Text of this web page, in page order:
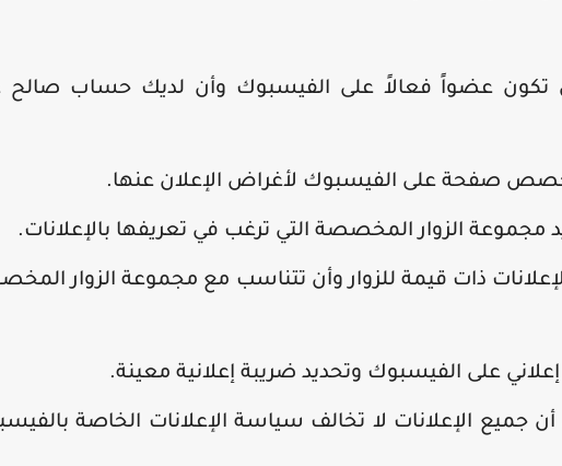
تكون عضواً فعالاً على الفيسبوك وأن لديك حساب صالح
صفحة على الفيسبوك لأغراض الإعلان عنها.
مجموعة الزوار المخصصة التي ترغب في تعريفها بالإعلانات.
ذات قيمة للزوار وأن تتناسب مع مجموعة الزوار
على الفيسبوك وتحديد ضريبة إعلانية معينة.
جميع الإعلانات لا تخالف سياسة الإعلانات الخاصة